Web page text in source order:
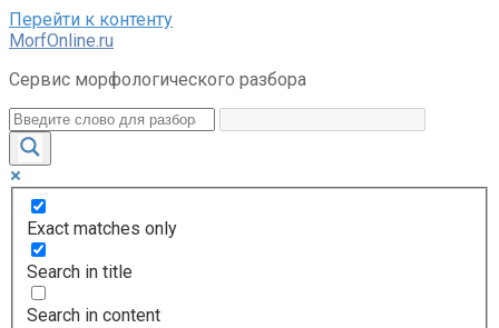
Перейти к контенту
MorfOnline.ru
Сервис морфологического разбора
Exact matches only
Search in title
Search in content